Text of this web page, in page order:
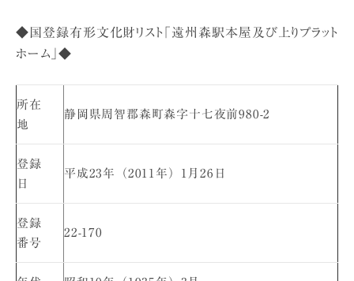
◆国登録有形文化財リスト「遠州森駅本屋及び上りプラット
ホーム」◆
所在
地
静岡県周智郡森町森字十七夜前980-2
登録
日
平成23年（2011年）1月26日
登録
番号
22-170